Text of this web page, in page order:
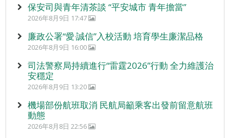
保安司與青年清茶談 “平安城市 青年擔當”
2026年8月9日 17:47
廉政公署“愛‧誠信”入校活動 培育學生廉潔品格
2026年8月9日 16:00
司法警察局持續進行“雷霆2026”行動 全力維護治
安穩定
2026年8月9日 13:20
機場部份航班取消 民航局籲乘客出發前留意航班
動態
2026年8月8日 22:56